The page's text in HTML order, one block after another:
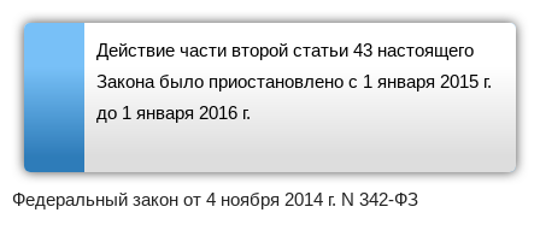
Действие части второй статьи 43 настоящего
Закона было приостановлено с 1 января 2015 г.
до 1 января 2016 г.
Федеральный закон от 4 ноября 2014 г. N 342-ФЗ